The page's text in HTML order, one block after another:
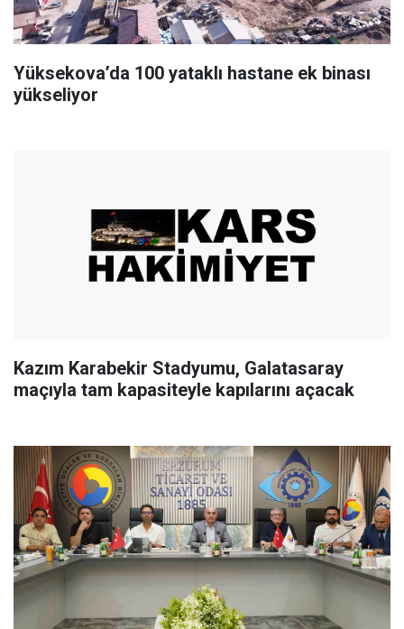
Yüksekova’da 100 yataklı hastane ek binası
yükseliyor
Kazım Karabekir Stadyumu, Galatasaray
maçıyla tam kapasiteyle kapılarını açacak